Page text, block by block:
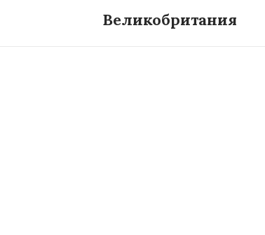
Великобритания